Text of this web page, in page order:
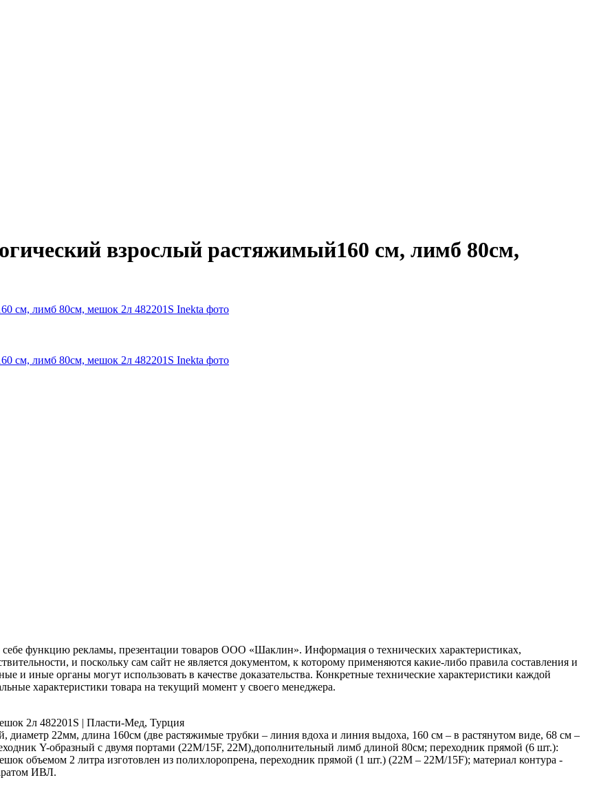
взрослый растяжимый160 см, лимб 80см,
функцию рекламы, презентации товаров ООО «Шаклин». Информация о технических характеристиках,
и поскольку сам сайт не является документом, к которому применяются какие-либо правила составления и
и иные органы могут использовать в качестве доказательства. Конкретные технические характеристики каждой
характеристики товара на текущий момент у своего менеджера.
2л 482201S | Пласти-Мед, Турция
диаметр 22мм, длина 160см (две растяжимые трубки – линия вдоха и линия выдоха, 160 см – в растянутом виде, 68 см –
Y-образный с двумя портами (22M/15F, 22M),дополнительный лимб длиной 80см; переходник прямой (6 шт.):
объемом 2 литра изготовлен из полихлоропрена, переходник прямой (1 шт.) (22M – 22M/15F); материал контура -
ИВЛ.